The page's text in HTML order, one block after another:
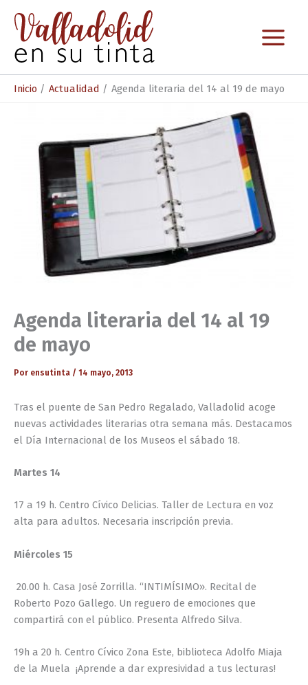
contenido
Inicio Actualidad Agenda literaria del 14 al 19 de mayo
Agenda literaria del 14 al 19
de mayo
Por ensutinta / 14 mayo, 2013
Tras el puente de San Pedro Regalado, Valladolid acoge
nuevas actividades literarias otra semana más. Destacamos
el Día Internacional de los Museos el sábado 18.
Martes 14
17 a 19 h. Centro Cívico Delicias. Taller de Lectura en voz
alta para adultos. Necesaria inscripción previa.
Miércoles 15
20.00 h. Casa José Zorrilla. “INTIMÍSIMO». Recital de
Roberto Pozo Gallego. Un reguero de emociones que
compartirá con el público. Presenta Alfredo Silva.
19h a 20 h. Centro Cívico Zona Este, biblioteca Adolfo Miaja
de la Muela ¡Aprende a dar expresividad a tus lecturas!